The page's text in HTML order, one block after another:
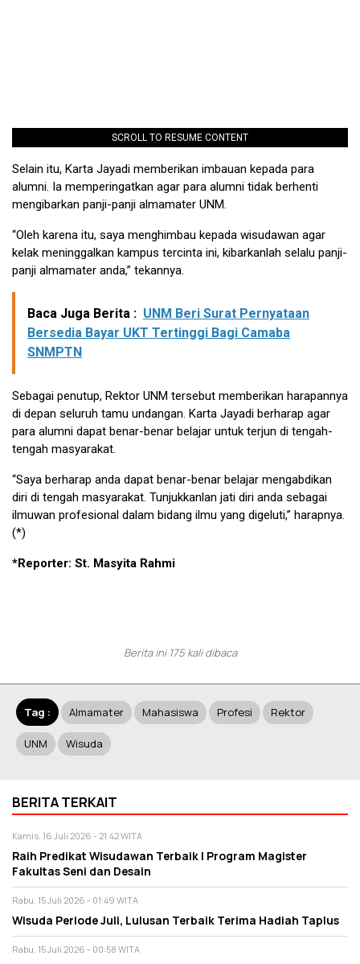
SCROLL TO RESUME CONTENT
Selain itu, Karta Jayadi memberikan imbauan kepada para
alumni. Ia memperingatkan agar para alumni tidak berhenti
mengibarkan panji-panji almamater UNM.
“Oleh karena itu, saya menghimbau kepada wisudawan agar
kelak meninggalkan kampus tercinta ini, kibarkanlah selalu panji-
panji almamater anda,” tekannya.
Baca Juga Berita : UNM Beri Surat Pernyataan
Bersedia Bayar UKT Tertinggi Bagi Camaba
SNMPTN
Sebagai penutup, Rektor UNM tersebut memberikan harapannya
di depan seluruh tamu undangan. Karta Jayadi berharap agar
para alumni dapat benar-benar belajar untuk terjun di tengah-
tengah masyarakat.
“Saya berharap anda dapat benar-benar belajar mengabdikan
diri di tengah masyarakat. Tunjukkanlan jati diri anda sebagai
ilmuwan profesional dalam bidang ilmu yang digeluti,” harapnya.
(*)
*Reporter: St. Masyita Rahmi
Berita ini 175 kali dibaca
Tag : Almamater Mahasiswa Profesi Rektor
UNM Wisuda
BERITA TERKAIT
Kamis, 16 Juli 2026 - 21:42 WITA
Raih Predikat Wisudawan Terbaik I Program Magister
Fakultas Seni dan Desain
Rabu, 15 Juli 2026 - 01:49 WITA
Wisuda Periode Juli, Lulusan Terbaik Terima Hadiah Taplus
Rabu, 15 Juli 2026 - 00:58 WITA